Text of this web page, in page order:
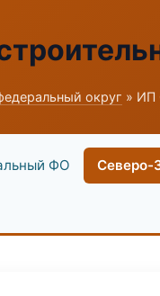
округ » ИП
ФО Северо-